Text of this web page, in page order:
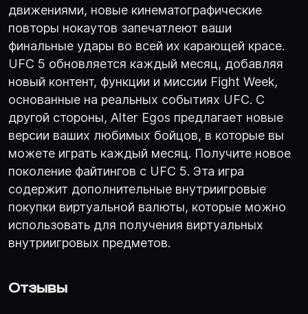
движениями, новые кинематографические
повторы нокаутов запечатлеют ваши
финальные удары во всей их карающей красе.
UFC 5 обновляется каждый месяц, добавляя
новый контент, функции и миссии Fight Week,
основанные на реальных событиях UFC. С
другой стороны, Alter Egos предлагает новые
версии ваших любимых бойцов, в которые вы
можете играть каждый месяц. Получите новое
поколение файтингов с UFC 5. Эта игра
содержит дополнительные внутриигровые
покупки виртуальной валюты, которые можно
использовать для получения виртуальных
внутриигровых предметов.
Отзывы